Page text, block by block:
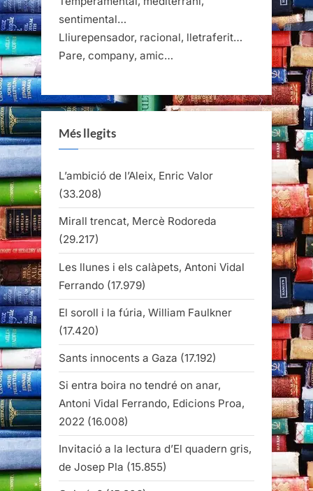
sentimental…
Lliurepensador, racional, lletraferit…
Pare, company, amic…
Més llegits
L’ambició de l’Aleix, Enric Valor
(33.208)
Mirall trencat, Mercè Rodoreda
(29.217)
Les llunes i els calàpets, Antoni Vidal
Ferrando (17.979)
El soroll i la fúria, William Faulkner
(17.420)
Sants innocents a Gaza (17.192)
Si entra boira no tendré on anar,
Antoni Vidal Ferrando, Edicions Proa,
2022 (16.008)
Invitació a la lectura d’El quadern gris,
de Josep Pla (15.855)